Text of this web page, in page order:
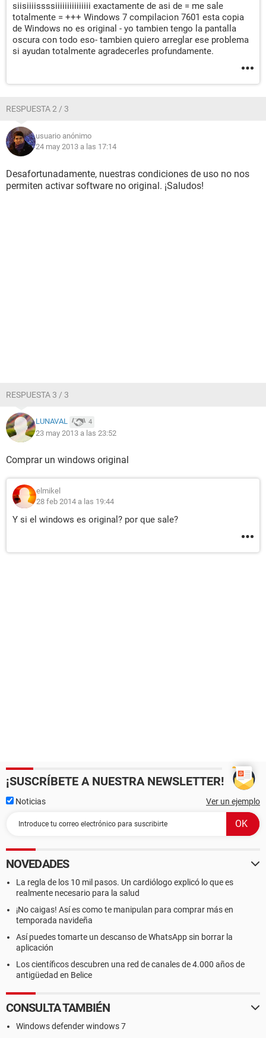
siisiiiissssiiiiiiiiiiiiiii exactamente de asi de = me sale
totalmente = +++ Windows 7 compilacion 7601 esta copia
de Windows no es original - yo tambien tengo la pantalla
oscura con todo eso- tambien quiero arreglar ese problema
si ayudan totalmente agradecerles profundamente.
RESPUESTA 2 / 3
usuario anónimo
24 may 2013 a las 17:14
Desafortunadamente, nuestras condiciones de uso no nos
permiten activar software no original. ¡Saludos!
RESPUESTA 3 / 3
LUNAVAL 4
23 may 2013 a las 23:52
Comprar un windows original
elmikel
28 feb 2014 a las 19:44
Y si el windows es original? por que sale?
¡SUSCRÍBETE A NUESTRA NEWSLETTER!
Noticias Ver un ejemplo
NOVEDADES
La regla de los 10 mil pasos. Un cardiólogo explicó lo que es
realmente necesario para la salud
¡No caigas! Así es como te manipulan para comprar más en
temporada navideña
Así puedes tomarte un descanso de WhatsApp sin borrar la
aplicación
Los científicos descubren una red de canales de 4.000 años de
antigüedad en Belice
CONSULTA TAMBIÉN
Windows defender windows 7